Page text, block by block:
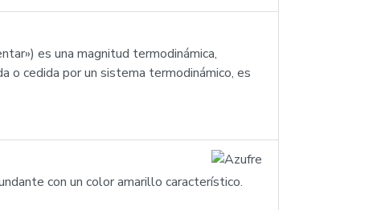
es una magnitud termodinámica,
o cedida por un sistema termodinámico, es
con un color amarillo característico.